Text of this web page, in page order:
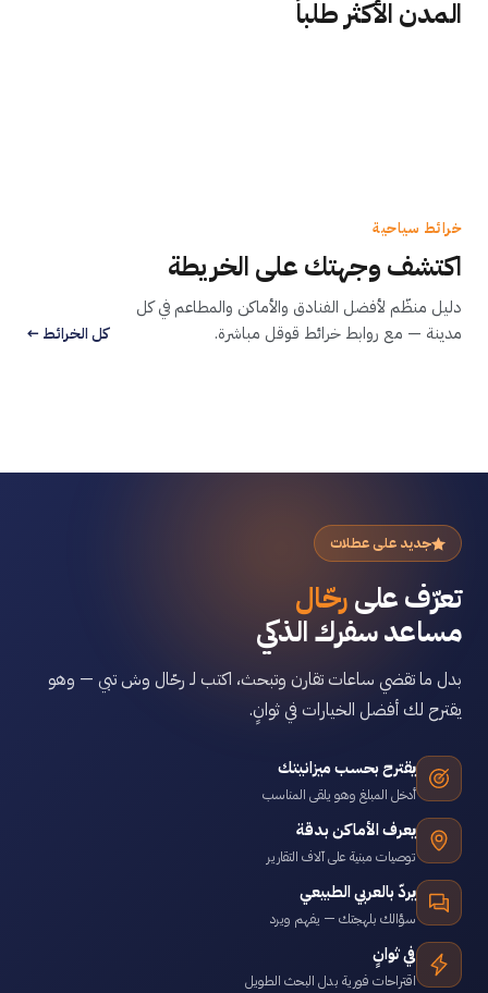
المدن الأكثر طلباً
1500 فندق
خرائط سياحية
اكتشف وجهتك على الخريطة
دليل منظّم لأفضل الفنادق والأماكن والمطاعم في كل
مدينة — مع روابط خرائط قوقل مباشرة.
كل الخرائط ←
موريشيوس
71 نشاط
ميلان فيينا برلين ميونخ
جديد على عطلات
تعرّف علىرحّال
مساعد سفرك الذكي
بدل ما تقضي ساعات تقارن وتبحث، اكتب لـ رحّال وش تبي — وهو
يقترح لك أفضل الخيارات في ثوانٍ.
يقترح بحسب ميزانيتك
أدخل المبلغ وهو يلقى المناسب
يعرف الأماكن بدقة
توصيات مبنية على آلاف التقارير
يردّ بالعربي الطبيعي
سؤالك بلهجتك — يفهم ويرد
في ثوانٍ
اقتراحات فورية بدل البحث الطويل